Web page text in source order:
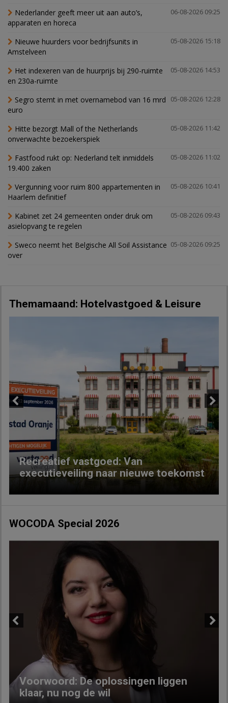
06-08-2026 09:25
Nederlander geeft meer uit aan auto’s,
apparaten en horeca
05-08-2026 15:18
Nieuwe huurders voor bedrijfsunits in
Amstelveen
05-08-2026 14:53
Het indexeren van de huurprijs bij 290-ruimte
en 230a-ruimte
05-08-2026 12:28
Segro stemt in met overnamebod van 16 mrd
euro
05-08-2026 11:42
Hitte bezorgt Mall of the Netherlands
onverwachte bezoekerspiek
05-08-2026 11:02
Fastfood rukt op: Nederland telt inmiddels
19.400 zaken
05-08-2026 10:41
Vergunning voor ruim 800 appartementen in
Haarlem definitief
05-08-2026 09:43
Kabinet zet 24 gemeenten onder druk om
asielopvang te regelen
05-08-2026 09:25
Sweco neemt het Belgische All Soil Assistance
over
Themamaand: Hotelvastgoed & Leisure
Recreatief vastgoed: Van
executieveiling naar nieuwe toekomst
Next
WOCODA Special 2026
Voorwoord: De oplossingen liggen
klaar, nu nog de wil